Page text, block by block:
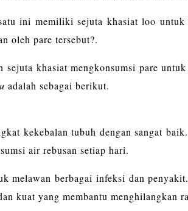
ini memiliki sejuta khasiat loo untuk
oleh pare tersebut?.
khasiat mengkonsumsi pare
adalah sebagai berikut.
kekebalan tubuh dengan sangat
air rebusan setiap hari.
melawan berbagai infeksi dan
kuat yang membantu menghilangkan